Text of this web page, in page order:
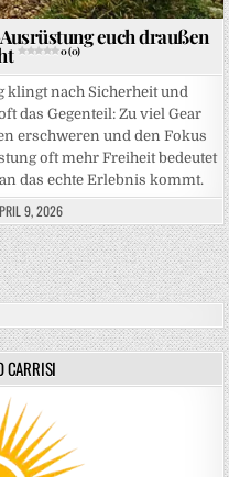
euch draußen
0 (0)
klingt nach Sicherheit und
das Gegenteil: Zu viel Gear
erschweren und den Fokus
oft mehr Freiheit bedeutet
das echte Erlebnis kommt.
9, 2026
CARRISI